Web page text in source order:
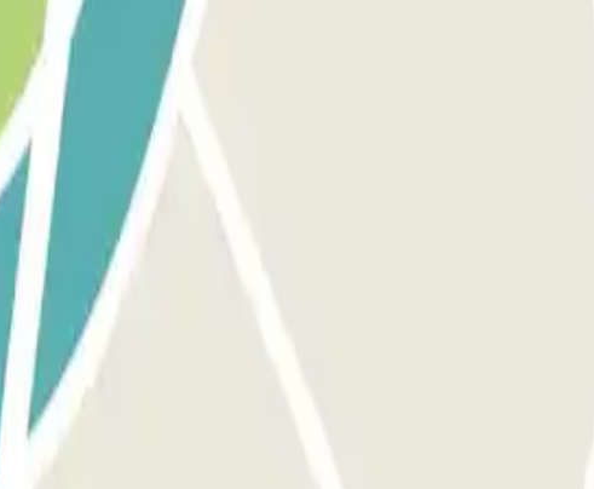
posto auto libero. Vai alla cabina di controllo con la tua
per entrare e uscire.